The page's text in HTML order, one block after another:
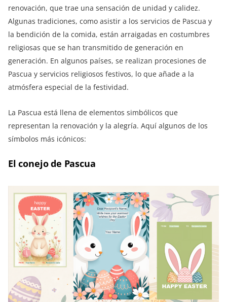
renovación, que trae una sensación de unidad y calidez.
Algunas tradiciones, como asistir a los servicios de Pascua y
la bendición de la comida, están arraigadas en costumbres
religiosas que se han transmitido de generación en
generación. En algunos países, se realizan procesiones de
Pascua y servicios religiosos festivos, lo que añade a la
atmósfera especial de la festividad.
La Pascua está llena de elementos simbólicos que
representan la renovación y la alegría. Aquí algunos de los
símbolos más icónicos:
El conejo de Pascua